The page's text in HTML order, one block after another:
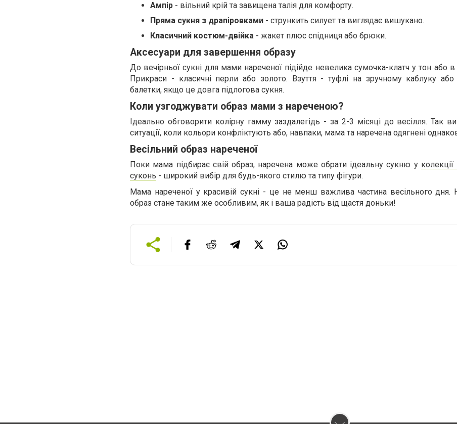
Ампір - вільний крій та завищена талія для комфорту.
Пряма сукня з драпіровками - стрункить силует та виглядає вишукано.
Класичний костюм-двійка - жакет плюс спідниця або брюки.
Аксесуари для завершення образу
До вечірньої сукні для мами нареченої підійде невелика сумочка-клатч у тон або в
Прикраси - класичні перли або золото. Взуття - туфлі на зручному каблуку або
балетки, якщо це довга підлогова сукня.
Коли узгоджувати образ мами з нареченою?
Ідеально обговорити колірну гамму заздалегідь - за 2-3 місяці до весілля. Так
ситуації, коли кольори конфліктують або, навпаки, мама та наречена одягнені
Весільний образ нареченої
Поки мама підбирає свій образ, наречена може обрати ідеальну сукню у
суконь - широкий вибір для будь-якого стилю та типу фігури.
Мама нареченої у красивій сукні - це не менш важлива частина весільного дня.
образ стане таким же особливим, як і ваша радість від щастя доньки!